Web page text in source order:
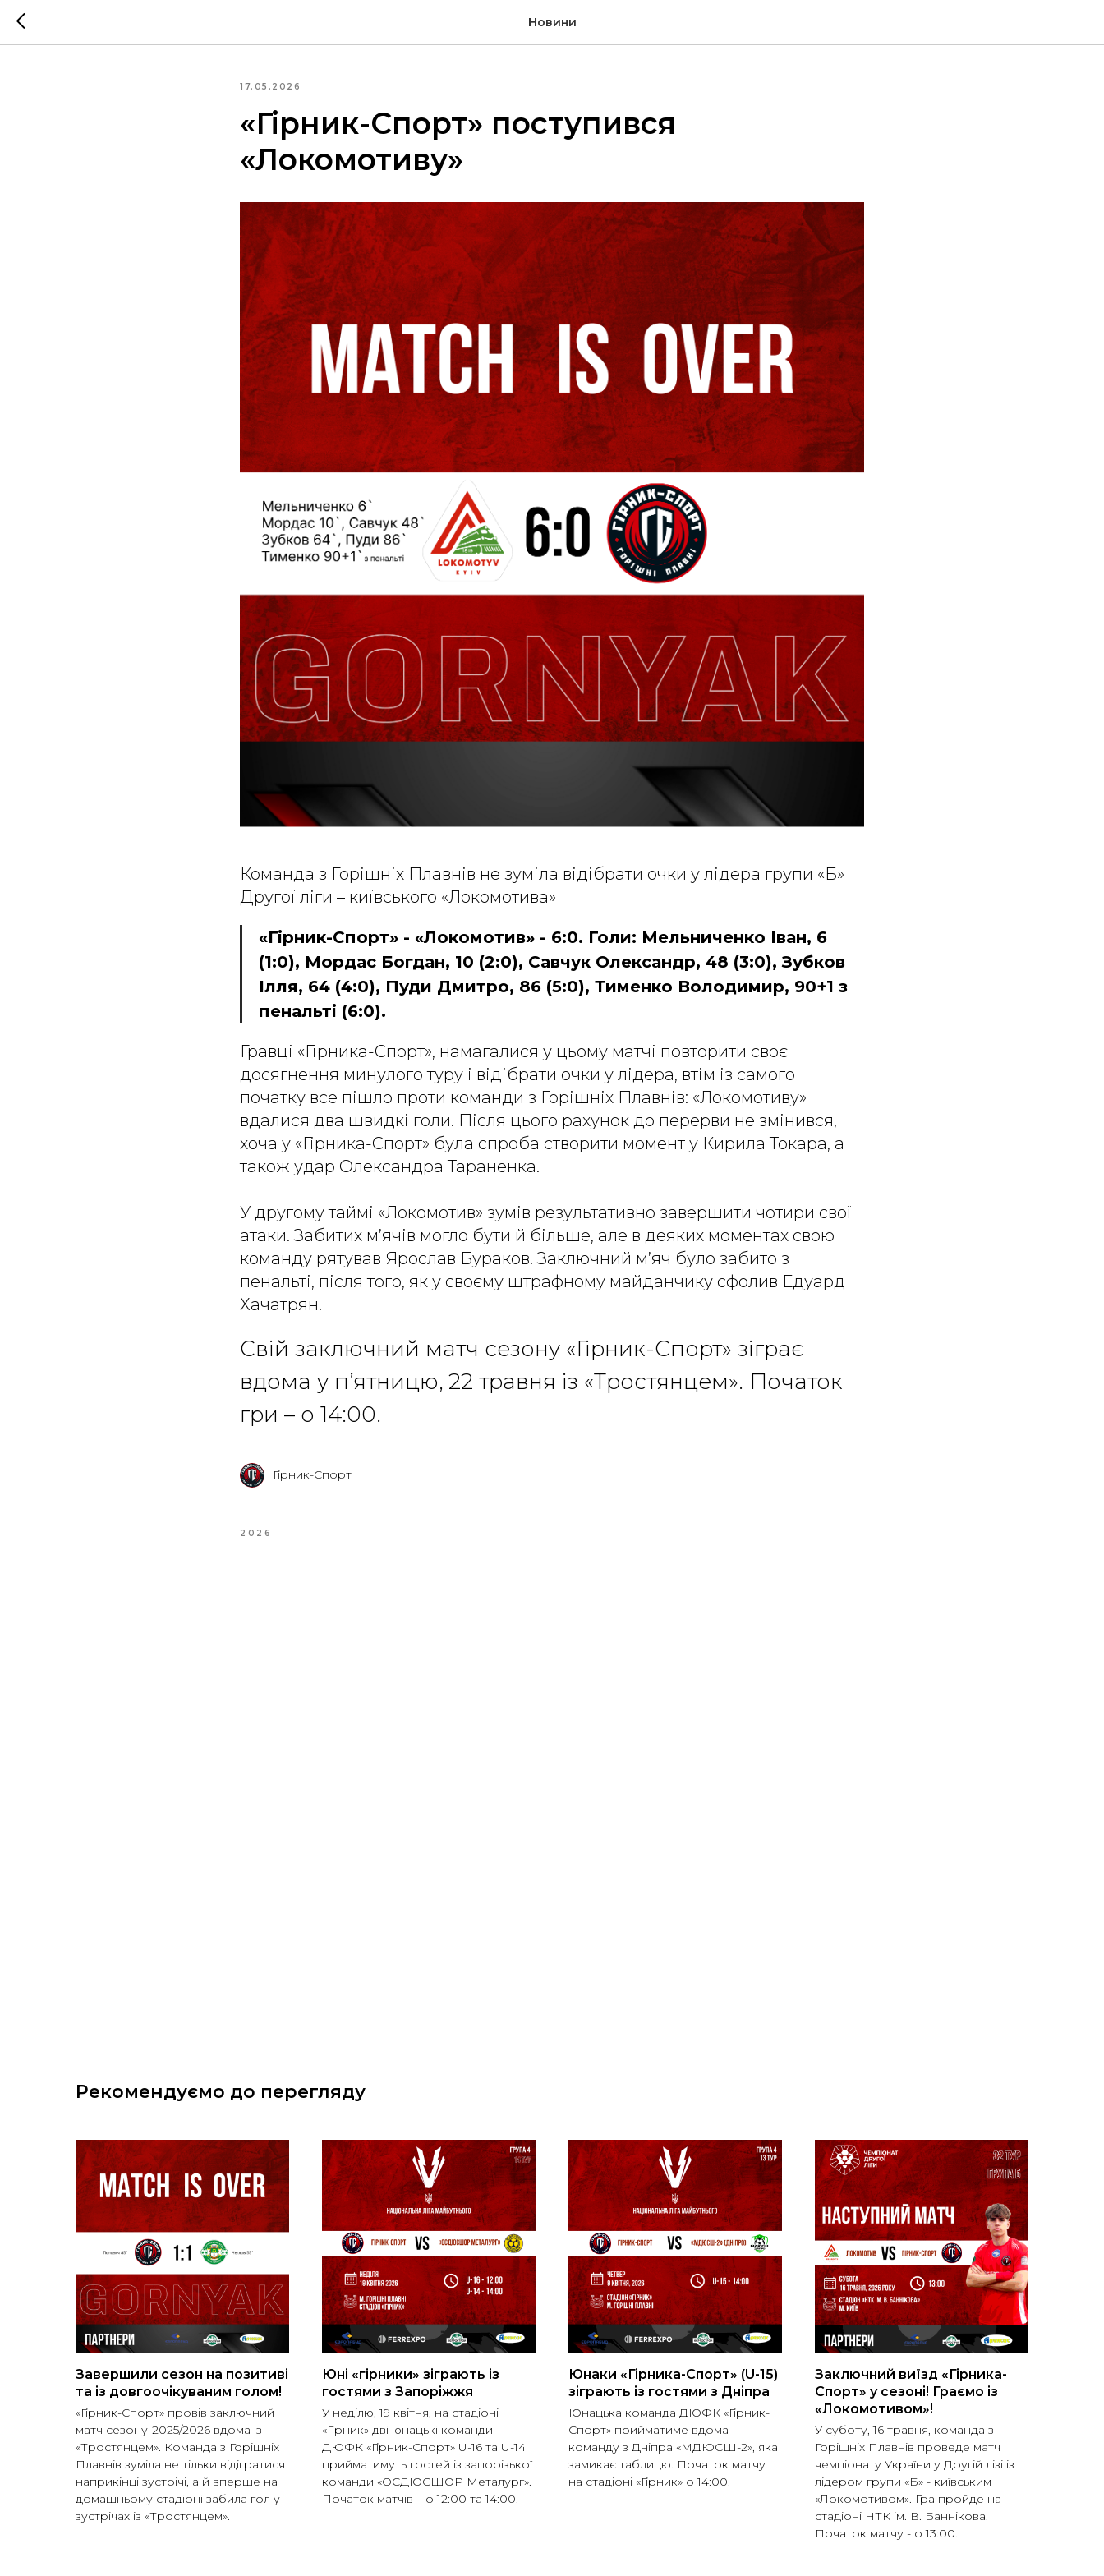
Новини
17.05.2026
«Гірник-Спорт» поступився
«Локомотиву»
Команда з Горішніх Плавнів не зуміла відібрати очки у лідера групи «Б»
Другої ліги – київського «Локомотива»
«Гірник-Спорт» - «Локомотив» - 6:0. Голи: Мельниченко Іван, 6
(1:0), Мордас Богдан, 10 (2:0), Савчук Олександр, 48 (3:0), Зубков
Ілля, 64 (4:0), Пуди Дмитро, 86 (5:0), Тименко Володимир, 90+1 з
пенальті (6:0).
Гравці «Гірника-Спорт», намагалися у цьому матчі повторити своє
досягнення минулого туру і відібрати очки у лідера, втім із самого
початку все пішло проти команди з Горішніх Плавнів: «Локомотиву»
вдалися два швидкі голи. Після цього рахунок до перерви не змінився,
хоча у «Гірника-Спорт» була спроба створити момент у Кирила Токара, а
також удар Олександра Тараненка.
У другому таймі «Локомотив» зумів результативно завершити чотири свої
атаки. Забитих м’ячів могло бути й більше, але в деяких моментах свою
команду рятував Ярослав Бураков. Заключний м’яч було забито з
пенальті, після того, як у своєму штрафному майданчику сфолив Едуард
Хачатрян.
Свій заключний матч сезону «Гірник-Спорт» зіграє
вдома у п’ятницю, 22 травня із «Тростянцем». Початок
гри – о 14:00.
Гірник-Спорт
2026
Рекомендуємо до перегляду
Завершили сезон на позитиві
та із довгоочікуваним голом!
«Гірник-Спорт» провів заключний
матч сезону-2025/2026 вдома із
«Тростянцем». Команда з Горішніх
Плавнів зуміла не тільки відігратися
наприкінці зустрічі, а й вперше на
домашньому стадіоні забила гол у
зустрічах із «Тростянцем».
Юні «гірники» зіграють із
гостями з Запоріжжя
У неділю, 19 квітня, на стадіоні
«Гірник» дві юнацькі команди
ДЮФК «Гірник-Спорт» U-16 та U-14
прийматимуть гостей із запорізької
команди «ОСДЮСШОР Металург».
Початок матчів – о 12:00 та 14:00.
Юнаки «Гірника-Спорт» (U-15)
зіграють із гостями з Дніпра
Юнацька команда ДЮФК «Гірник-
Спорт» прийматиме вдома
команду з Дніпра «МДЮСШ-2», яка
замикає таблицю. Початок матчу
на стадіоні «Гірник» о 14:00.
Заключний виїзд «Гірника-
Спорт» у сезоні! Граємо із
«Локомотивом»!
У суботу, 16 травня, команда з
Горішніх Плавнів проведе матч
чемпіонату України у Другій лізі із
лідером групи «Б» - київським
«Локомотивом». Гра пройде на
стадіоні НТК ім. В. Баннікова.
Початок матчу - о 13:00.